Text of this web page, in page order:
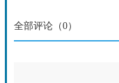
全部评论（0）